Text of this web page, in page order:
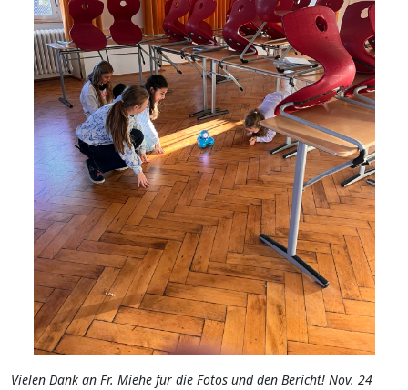
Vielen Dank an Fr. Miehe für die Fotos und den Bericht! Nov. 24